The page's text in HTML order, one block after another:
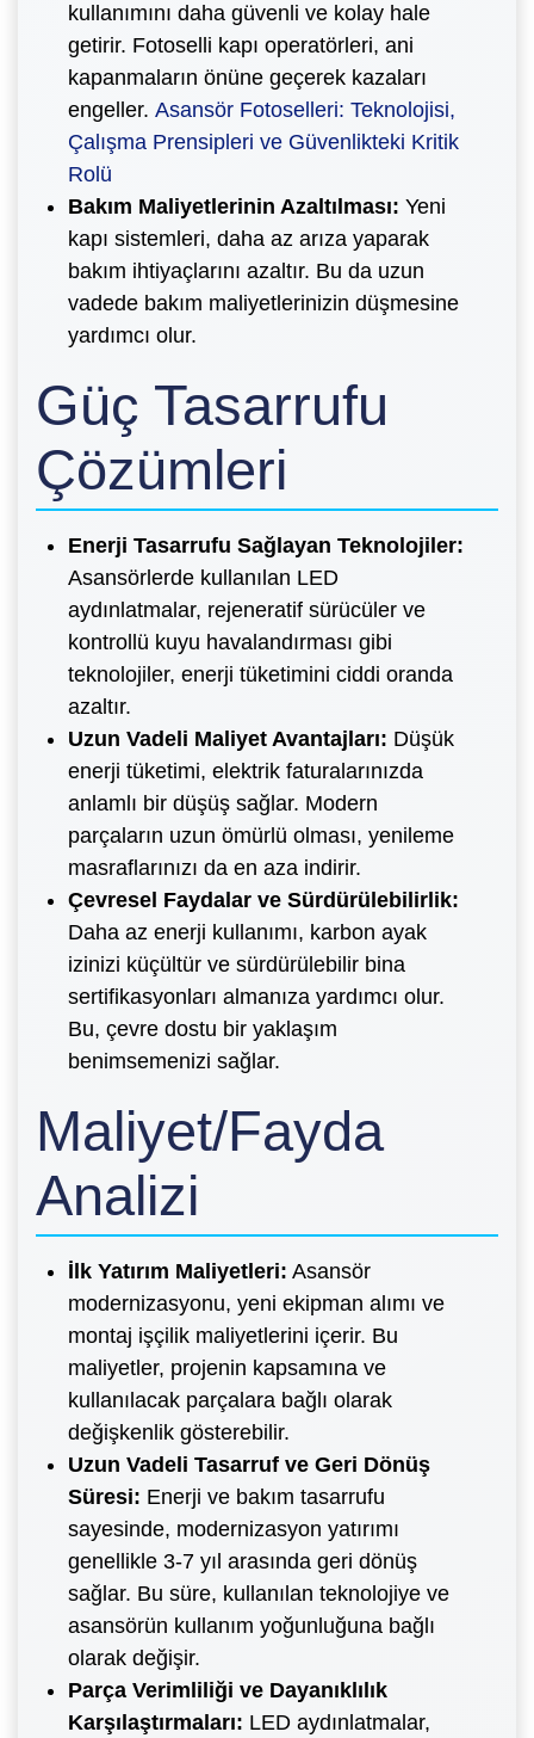
kullanımını daha güvenli ve kolay hale
getirir. Fotoselli kapı operatörleri, ani
kapanmaların önüne geçerek kazaları
engeller. Asansör Fotoselleri: Teknolojisi,
Çalışma Prensipleri ve Güvenlikteki Kritik
Rolü
Bakım Maliyetlerinin Azaltılması: Yeni
kapı sistemleri, daha az arıza yaparak
bakım ihtiyaçlarını azaltır. Bu da uzun
vadede bakım maliyetlerinizin düşmesine
yardımcı olur.
Güç Tasarrufu
Çözümleri
Enerji Tasarrufu Sağlayan Teknolojiler:
Asansörlerde kullanılan LED
aydınlatmalar, rejeneratif sürücüler ve
kontrollü kuyu havalandırması gibi
teknolojiler, enerji tüketimini ciddi oranda
azaltır.
Uzun Vadeli Maliyet Avantajları: Düşük
enerji tüketimi, elektrik faturalarınızda
anlamlı bir düşüş sağlar. Modern
parçaların uzun ömürlü olması, yenileme
masraflarınızı da en aza indirir.
Çevresel Faydalar ve Sürdürülebilirlik:
Daha az enerji kullanımı, karbon ayak
izinizi küçültür ve sürdürülebilir bina
sertifikasyonları almanıza yardımcı olur.
Bu, çevre dostu bir yaklaşım
benimsemenizi sağlar.
Maliyet/Fayda
Analizi
İlk Yatırım Maliyetleri: Asansör
modernizasyonu, yeni ekipman alımı ve
montaj işçilik maliyetlerini içerir. Bu
maliyetler, projenin kapsamına ve
kullanılacak parçalara bağlı olarak
değişkenlik gösterebilir.
Uzun Vadeli Tasarruf ve Geri Dönüş
Süresi: Enerji ve bakım tasarrufu
sayesinde, modernizasyon yatırımı
genellikle 3-7 yıl arasında geri dönüş
sağlar. Bu süre, kullanılan teknolojiye ve
asansörün kullanım yoğunluğuna bağlı
olarak değişir.
Parça Verimliliği ve Dayanıklılık
Karşılaştırmaları: LED aydınlatmalar,